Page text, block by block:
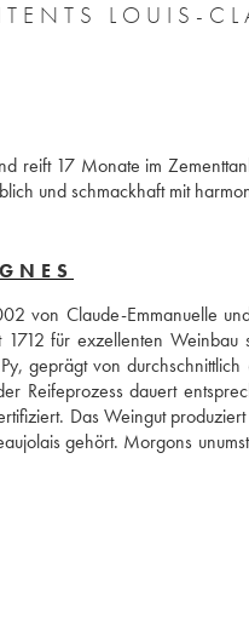
LOUIS-
reift 17 Monate im
und schmackhaft mit
von Claude-Emmanuelle
für exzellenten Weinbau
geprägt von
Reifeprozess dauert
Das Weingut
gehört. Morgons